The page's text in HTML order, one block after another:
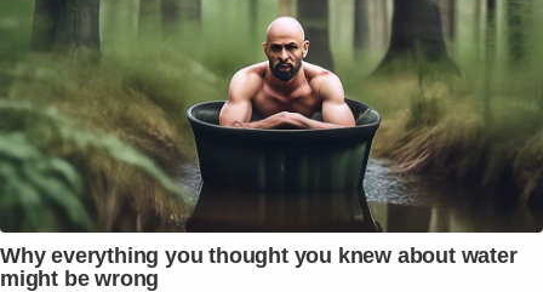
Why everything you thought you knew about water
might be wrong